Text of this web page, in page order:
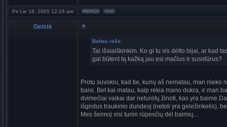
Pir Lie 18, 2005 12:16 am
Geistė
Baltas rašė:
Tai išsiaiškinkim. Ko gi tu vis dėlto bijai, ar kad
gal būtent tą kažką jau esi mačius ir susidūrus?
Protu suvokiu, kad tie, kurių aš nematau, man
baisi. Bet kai matau, kaip rėkia mano dukra, ir man
dvimečiai vaikai dar neturėtų žinoti, kas yra
išgirdus traukinio dundesį (netoli yra geležinkelis),
Mes šeimoj visi turim rūpesčių dėl baimių...